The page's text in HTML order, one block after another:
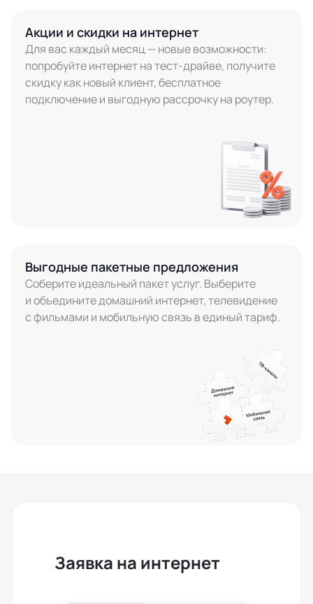
Акции и скидки на интернет
Для вас каждый месяц — новые возможности:
попробуйте интернет на тест-драйве, получите
скидку как новый клиент, бесплатное
подключение и выгодную рассрочку на роутер.
Выгодные пакетные предложения
Соберите идеальный пакет услуг. Выберите
и объедините домашний интернет, телевидение
с фильмами и мобильную связь в единый тариф.
Заявка на интернет